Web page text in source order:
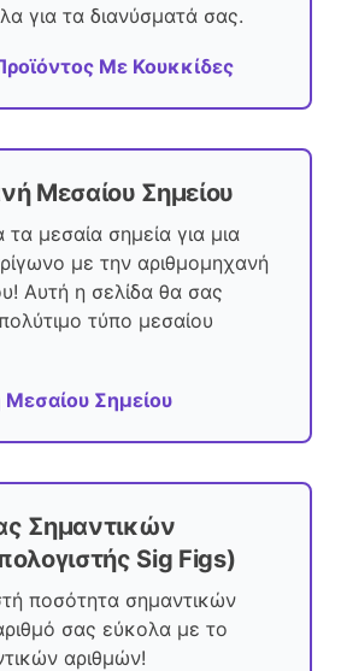
για τα διανύσματά σας.
Με Κουκκίδες
Μεσαίου Σημείου
μεσαία σημεία για μια
με την αριθμομηχανή
Αυτή η σελίδα θα σας
τύπο μεσαίου
Σημείου
Σημαντικών
Sig Figs)
ποσότητα σημαντικών
σας εύκολα με το
αριθμών!